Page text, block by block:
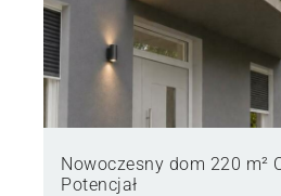
Nowoczesny dom 220 m²
Potencjał